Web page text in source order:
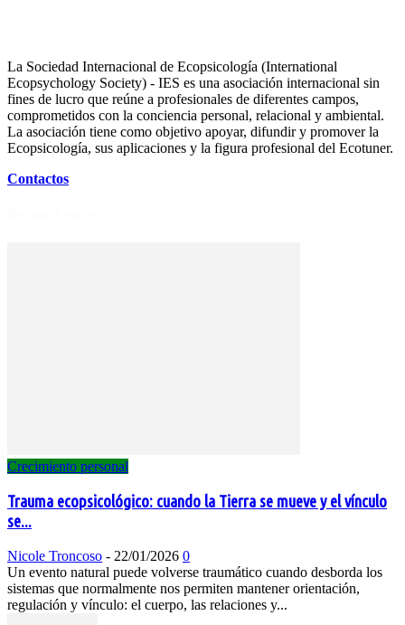
La Sociedad Internacional de Ecopsicología (International
Ecopsychology Society) - IES es una asociación internacional sin
fines de lucro que reúne a profesionales de diferentes campos,
comprometidos con la conciencia personal, relacional y ambiental.
La asociación tiene como objetivo apoyar, difundir y promover la
Ecopsicología, sus aplicaciones y la figura profesional del Ecotuner.
Contactos
Crecimiento personal
Trauma ecopsicológico: cuando la Tierra se mueve y el vínculo
se...
Nicole Troncoso - 22/01/2026 0
Un evento natural puede volverse traumático cuando desborda los
sistemas que normalmente nos permiten mantener orientación,
regulación y vínculo: el cuerpo, las relaciones y...